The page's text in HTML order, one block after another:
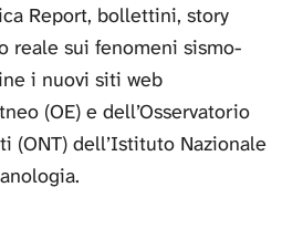
Report, bollettini, story
reale sui fenomeni sismo-
i nuovi siti web
(OE) e dell’Osservatorio
(ONT) dell’Istituto Nazionale